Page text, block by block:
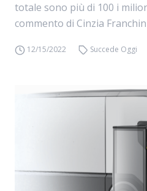
totale sono più di 100 i
commento di Cinzia
12/15/2022 Succede Oggi